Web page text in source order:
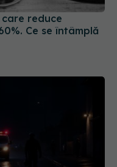
reduce
Ce se întâmplă